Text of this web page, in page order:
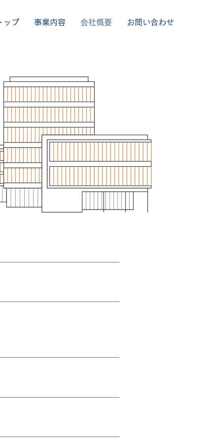
ップ 事業内容 会社概要 お問い合わせ